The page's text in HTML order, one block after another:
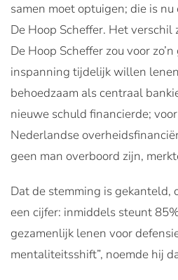
samen moet optuigen; die is
De Hoop Scheffer. Het
De Hoop Scheffer zou voor
inspanning tijdelijk willen
behoedzaam als centraal
nieuwe schuld financierde;
Nederlandse
geen man overboord zijn,
Dat de stemming is gekanteld,
een cijfer: inmiddels steunt
gezamenlijk lenen voor
mentaliteitsshift”, noemde hij